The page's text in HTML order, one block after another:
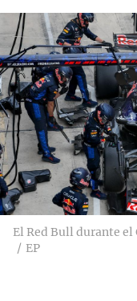
El Red Bull durante el
EP